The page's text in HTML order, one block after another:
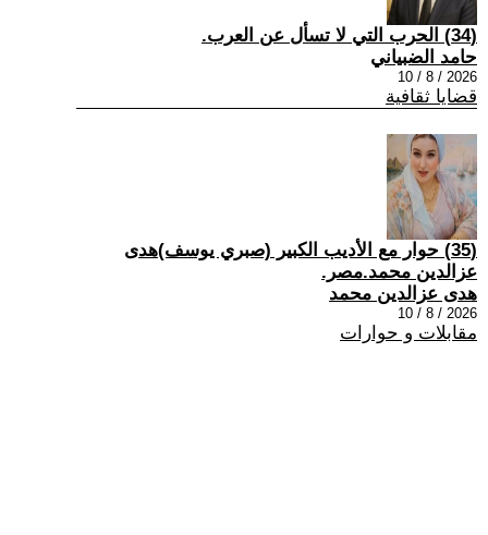
(34) الحرب التي لا تسأل عن العرب.
حامد الضبياني
2026 / 8 / 10
قضايا ثقافية
(35) حوار مع الأديب الكبير (صبري يوسف)هدى
عزالدين محمد.مصر.
هدى عزالدين محمد
2026 / 8 / 10
مقابلات و حوارات